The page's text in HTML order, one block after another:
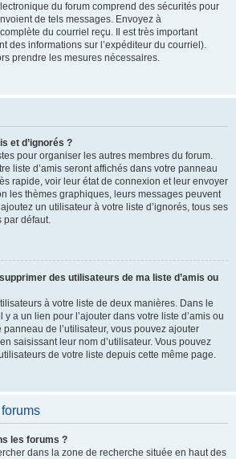
du forum comprend des sécurités pour
de tels messages. Envoyez à
du courriel reçu. Il est très important
des informations sur l’expéditeur du courriel).
prendre les mesures nécessaires.
et d’ignorés ?
pour organiser les autres membres du forum.
liste d’amis seront affichés dans votre panneau
rapide, voir leur état de connexion et leur envoyer
les thèmes graphiques, leurs messages peuvent
un utilisateur à votre liste d’ignorés, tous ses
par défaut.
des utilisateurs de ma liste d’amis ou
à votre liste de deux manières. Dans le
a un lien pour l’ajouter dans votre liste d’amis ou
panneau de l’utilisateur, vous pouvez ajouter
saisissant leur nom d’utilisateur. Vous pouvez
de votre liste depuis cette même page.
les forums ?
dans la zone de recherche située en haut des